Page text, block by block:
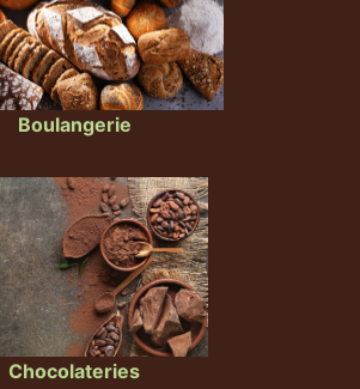
Boulangerie
Chocolateries